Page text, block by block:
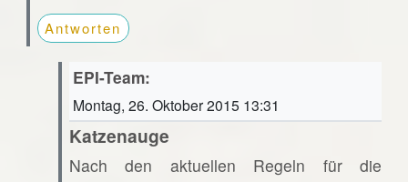
Antworten
EPI-Team:
Montag, 26. Oktober 2015 13:31
Katzenauge
Nach den aktuellen Regeln für die